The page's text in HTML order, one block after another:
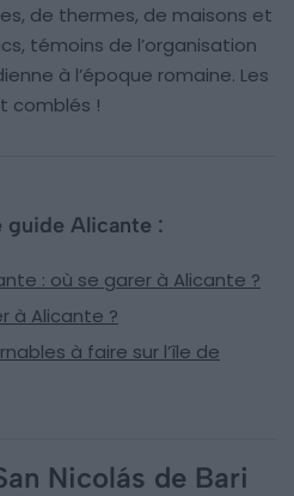
de thermes, de maisons et
témoins de l’organisation
à l’époque romaine. Les
comblés !
guide Alicante :
: où se garer à Alicante ?
à Alicante ?
à faire sur l’île de
Nicolás de Bari